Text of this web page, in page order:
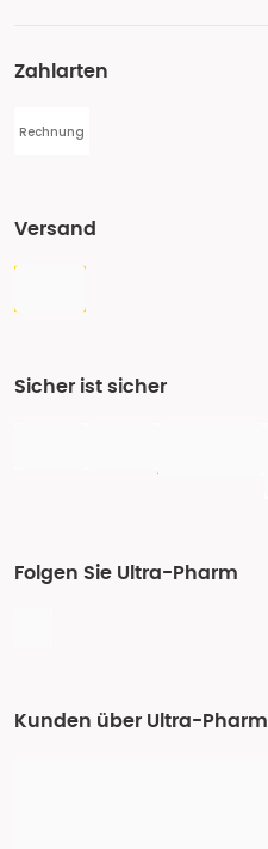
Zahlarten
Rechnung
Versand
Sicher ist sicher
Folgen Sie Ultra-Pharm
Kunden über Ultra-Pharm